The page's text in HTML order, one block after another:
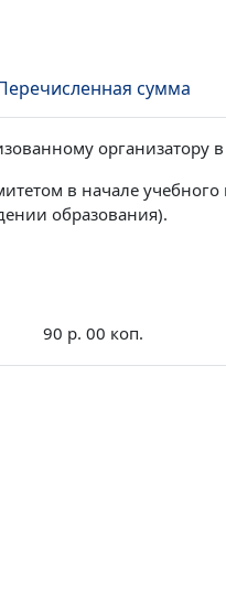
сумма
организатору
в начале
образования).
90 р. 00 коп.